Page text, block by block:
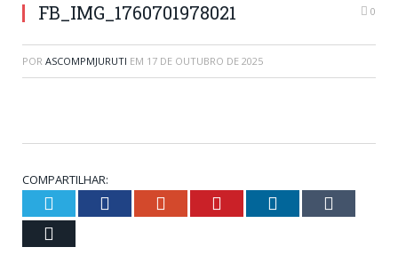
FB_IMG_1760701978021 0
POR ASCOMPMJURUTI EM 17 DE OUTUBRO DE 2025
COMPARTILHAR:
Twitter Facebook Google+ Pinterest LinkedIn